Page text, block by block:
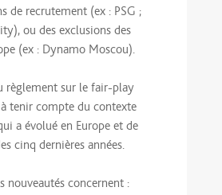
de recrutement (ex : PSG ;
ou des exclusions des
(ex : Dynamo Moscou).
règlement sur le fair-play
tenir compte du contexte
a évolué en Europe et de
cinq dernières années.
nouveautés concernent :